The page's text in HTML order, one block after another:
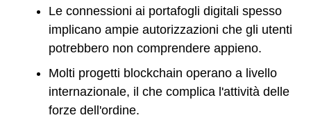
Le connessioni ai portafogli digitali spesso
implicano ampie autorizzazioni che gli utenti
potrebbero non comprendere appieno.
Molti progetti blockchain operano a livello
internazionale, il che complica l'attività delle
forze dell'ordine.